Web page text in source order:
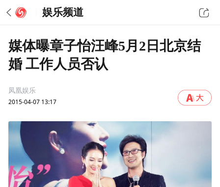
娱乐频道
媒体曝章子怡汪峰5月2日北京结
婚 工作人员否认
凤凰娱乐
2015-04-07 13:17